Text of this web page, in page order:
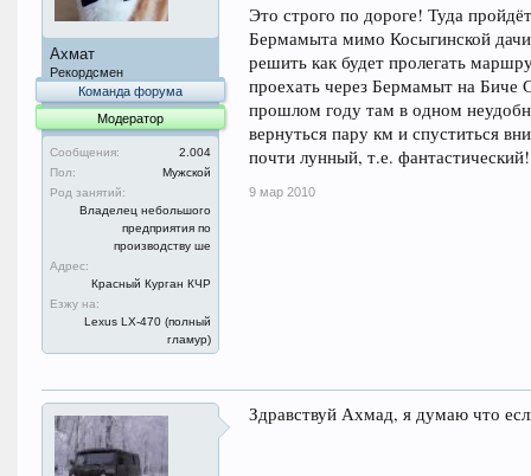
Ахмат
Рекордсмен
Команда форума
Модератор
Сообщения:
2.004
Пол:
Мужской
Род занятий:
Владелец небольшого
предприятия по
производству ше
Адрес:
Красный Курган КЧР
Езжу на:
Lexus LX-470 (полный
гламур)
Это строго по дороге! Туда
Бермамыта мимо Косыгинской
решить как будет пролегать
проехать через Бермамыт на Биче
прошлом году там в одном
вернуться пару км и спуститься
почти лунный, т.е. фантастический!
9 мар 2010
Здравствуй Ахмад, я думаю что